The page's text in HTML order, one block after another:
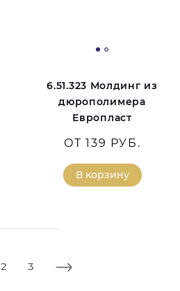
6.51.323 Молдинг из
дюрополимера
Европласт
ОТ 139 РУБ.
В корзину
2 3